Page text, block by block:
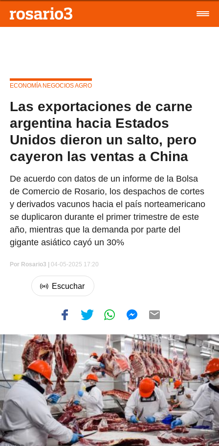
ECONOMÍA NEGOCIOS AGRO
Las exportaciones de carne
argentina hacia Estados
Unidos dieron un salto, pero
cayeron las ventas a China
De acuerdo con datos de un informe de la Bolsa
de Comercio de Rosario, los despachos de cortes
y derivados vacunos hacia el país norteamericano
se duplicaron durante el primer trimestre de este
año, mientras que la demanda por parte del
gigante asiático cayó un 30%
Por Rosario3 | 04-05-2025 17:20